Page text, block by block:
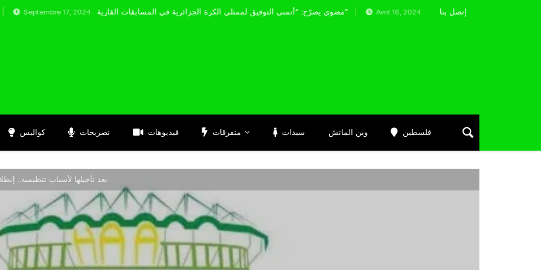
17, 2024 مضوي يصرّح: “أتمنى التوفيق لممثلي الكرة الجزائرية في المسابقات القارية” Avril 16, 2024 يفرض التعادل الإيجابي على شباب بلوزداد
إتصل بنا
كواليس تصريحات فيديوهات متفرقات سيدات وين الماتش فلسطين
بعد تأجيلها لأسباب تنظيمية..